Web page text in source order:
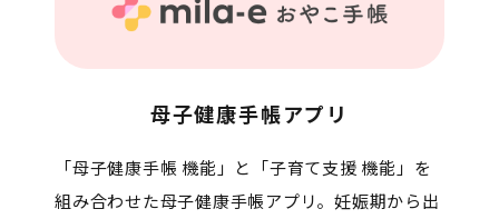
母子健康手帳アプリ
「母子健康手帳 機能」と「子育て支援 機能」を
組み合わせた母子健康手帳アプリ。妊娠期から出